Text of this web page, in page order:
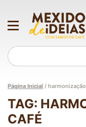
Página Inicial /
TAG:
CAFÉ